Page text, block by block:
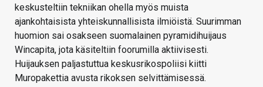
keskusteltiin tekniikan ohella myös muista
ajankohtaisista yhteiskunnallisista ilmiöistä. Suurimman
huomion sai osakseen suomalainen pyramidihuijaus
Wincapita, jota käsiteltiin foorumilla aktiivisesti.
Huijauksen paljastuttua keskusrikospoliisi kiitti
Muropakettia avusta rikoksen selvittämisessä.